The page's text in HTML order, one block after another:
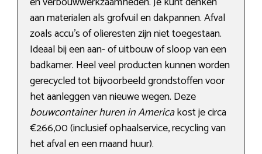
aan materialen als grofvuil en dakpannen. Afval
zoals accu’s of olieresten zijn niet toegestaan.
Ideaal bij een aan- of uitbouw of sloop van een
badkamer. Heel veel producten kunnen worden
gerecycled tot bijvoorbeeld grondstoffen voor
het aanleggen van nieuwe wegen. Deze
bouwcontainer huren in Americakost je circa
€266,00 (inclusief ophaalservice, recycling van
het afval en een maand huur).